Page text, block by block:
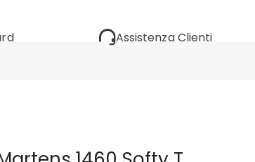
Assistenza Clienti